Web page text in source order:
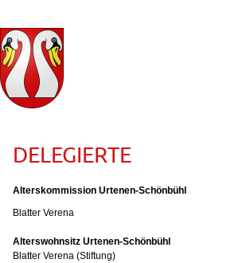
DELEGIERTE
Alterskommission Urtenen-Schönbühl
Blatter Verena
Alterswohnsitz Urtenen-Schönbühl
Blatter Verena (Stiftung)